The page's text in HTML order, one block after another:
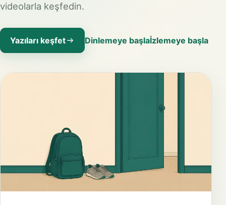
videolarla keşfedin.
Yazıları keşfet Dinlemeye başlaİzlemeye başla